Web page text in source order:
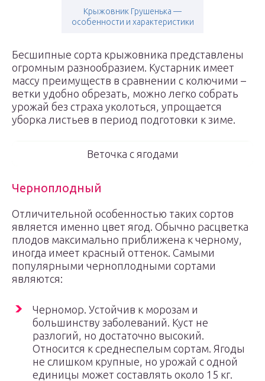
Крыжовник Грушенька —
особенности и характеристики
Бесшипные сорта крыжовника представлены
огромным разнообразием. Кустарник имеет
массу преимуществ в сравнении с колючими –
ветки удобно обрезать, можно легко собрать
урожай без страха уколоться, упрощается
уборка листьев в период подготовки к зиме.
Веточка с ягодами
Черноплодный
Отличительной особенностью таких сортов
является именно цвет ягод. Обычно расцветка
плодов максимально приближена к черному,
иногда имеет красный оттенок. Самыми
популярными черноплодными сортами
являются:
Черномор. Устойчив к морозам и
большинству заболеваний. Куст не
разлогий, но достаточно высокий.
Относится к среднеспелым сортам. Ягоды
не слишком крупные, но урожай с одной
единицы может составлять около 15 кг.